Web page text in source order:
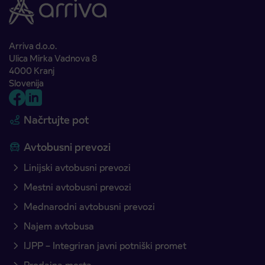
Arriva d.o.o.
Ulica Mirka Vadnova 8
4000 Kranj
Slovenija
Načrtujte pot
Avtobusni prevozi
Linijski avtobusni prevozi
Mestni avtobusni prevozi
Mednarodni avtobusni prevozi
Najem avtobusa
IJPP – Integriran javni potniški promet